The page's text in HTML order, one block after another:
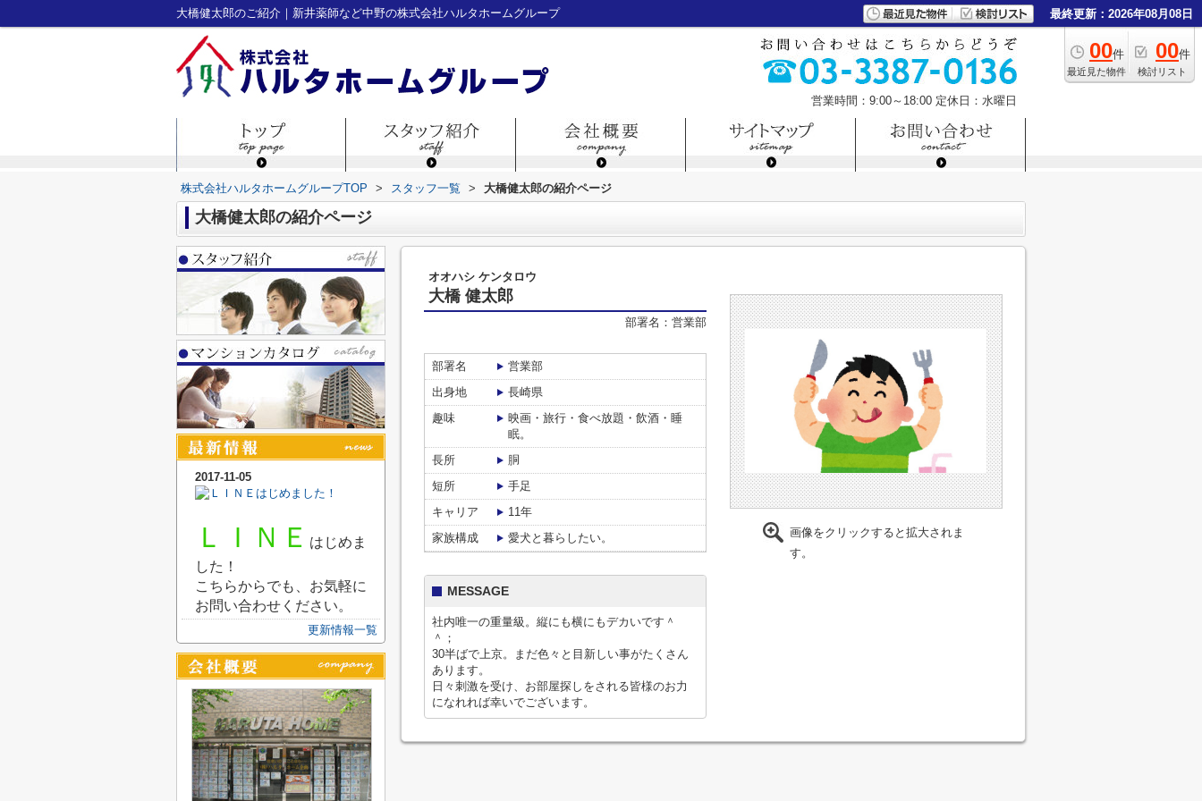
大橋健太郎のご紹介｜新井薬師など中野の株式会社ハルタホームグループ 最終更新：2026年08月08日
00件
最近見た物件
00件
検討リスト
営業時間：9:00～18:00 定休日：水曜日
株式会社ハルタホームグループTOP > スタッフ一覧 > 大橋健太郎の紹介ページ
大橋健太郎の紹介ページ
オオハシ ケンタロウ
大橋 健太郎
部署名：営業部
部署名
営業部
出身地
長崎県
趣味
映画・旅行・食べ放題・飲酒・睡
眠。
長所
胴
短所
手足
キャリア
11年
家族構成
愛犬と暮らしたい。
MESSAGE
社内唯一の重量級。縦にも横にもデカいです＾
＾；
30半ばで上京。まだ色々と目新しい事がたくさん
あります。
日々刺激を受け、お部屋探しをされる皆様のお力
になれれば幸いでございます。
画像をクリックすると拡大されま
す。
2017-11-05
ＬＩＮＥ はじめま
した！
こちらからでも、お気軽に
お問い合わせください。
更新情報一覧